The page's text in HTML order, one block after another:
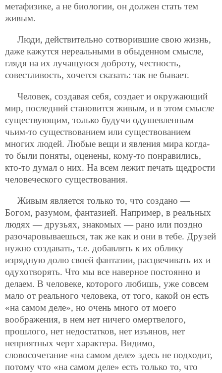
метафизике, а не биологии, он должен стать тем
живым.
Люди, действительно сотворившие свою жизнь,
даже кажутся нереальными в обыденном смысле,
глядя на их лучащуюся доброту, честность,
совестливость, хочется сказать: так не бывает.
Человек, создавая себя, создает и окружающий
мир, последний становится живым, и в этом смысле
существующим, только будучи одушевленным
чьим-то существованием или существованием
многих людей. Любые вещи и явления мира когда-
то были поняты, оценены, кому-то понравились,
кто-то думал о них. На всем лежит печать щедрости
человеческого существования.
Живым является только то, что создано —
Богом, разумом, фантазией. Например, в реальных
людях — друзьях, знакомых — рано или поздно
разочаровываешься, так же как и они в тебе. Друзей
нужно создавать, т.е. добавлять к их облику
изрядную долю своей фантазии, расцвечивать их и
одухотворять. Что мы все наверное постоянно и
делаем. В человеке, которого любишь, уже совсем
мало от реального человека, от того, какой он есть
«на самом деле», но очень много от моего
воображения, в нем нет ничего омертвелого,
прошлого, нет недостатков, нет изъянов, нет
неприятных черт характера. Видимо,
словосочетание «на самом деле» здесь не подходит,
потому что «на самом деле» есть только то, что